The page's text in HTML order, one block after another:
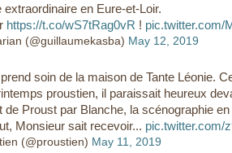
en Eure-et-Loir.
https://t.co/wS7tRag0vR ! pic.twitter.com/
(@guillaumekasba) May 12, 2019
soin de la maison de Tante Léonie.
proustien, il paraissait heureux
de Proust par Blanche, la scénographie
Monsieur sait recevoir... pic.twitter.com/
(@proustien) May 11, 2019